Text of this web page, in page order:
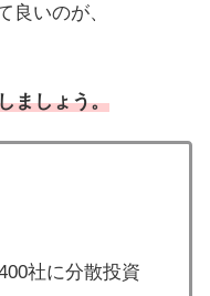
良いのが、
ましょう。
社に分散投資